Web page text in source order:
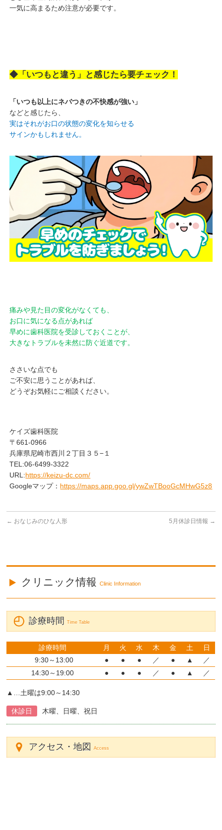
一気に高まるため注意が必要です。
◆「いつもと違う」と感じたら要チェック！
「いつも以上にネバつきの不快感が強い」
などと感じたら、
実はそれがお口の状態の変化を知らせる
サインかもしれません。
痛みや見た目の変化がなくても、
お口に気になる点があれば
早めに歯科医院を受診しておくことが、
大きなトラブルを未然に防ぐ近道です。
ささいな点でも
ご不安に思うことがあれば、
どうぞお気軽にご相談ください。
ケイズ歯科医院
〒661-0966
兵庫県尼崎市西川２丁目３５−１
TEL:06-6499-3322
URL:https://keizu-dc.com/
Googleマップ： https://maps.app.goo.gl/ywZwTBooGcMHwG5z8
← おなじみのひな人形 5月休診日情報 →
クリニック情報Clinic Information
診療時間Time Table
診療時間 月 火 水 木 金 土
日
9:30～13:00
● ● ● ／ ● ▲
／
14:30～19:00
● ● ● ／ ● ▲ ／
▲…土曜は9:00～14:30
休診日 木曜、日曜、祝日
アクセス・地図Access